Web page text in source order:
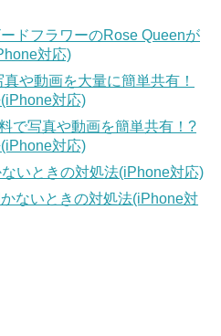
ドフラワーのRose Queenが
対応)
や動画を大量に簡単共有！
対応)
で写真や動画を簡単共有！?
対応)
いときの対処法(iPhone対応)
ないときの対処法(iPhone対